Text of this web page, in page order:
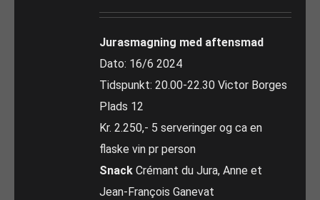
Jurasmagning med aftensmad
Dato: 16/6 2024
Tidspunkt: 20.00-22.30 Victor Borges
Plads 12
Kr. 2.250,- 5 serveringer og ca en
flaske vin pr person
SnackCrémant du Jura, Anne et
Jean-François Ganevat